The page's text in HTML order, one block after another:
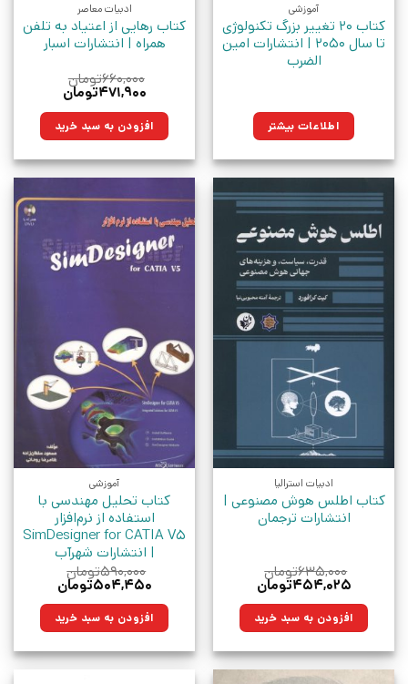
آموزشی
کتاب 20 تغییر بزرگ تکنولوژی
تا سال 2050 | انتشارات امین
الضرب
اطلاعات بیشتر
ادبیات معاصر
کتاب رهایی از اعتیاد به تلفن
همراه | انتشارات اسبار
۶۶۰,۰۰۰تومان
قیمت
۶۶۰,۰۰۰تومان
بود.
۴۷۱,۹۰۰تومان
۴۷۱,۹۰۰تومان.افزودن به سبد خرید
ادبیات استرالیا
کتاب اطلس هوش مصنوعی |
انتشارات ترجمان
۶۳۵,۰۰۰تومان
قیمت
۶۳۵,۰۰۰تومان
بود.
۴۵۴,۰۲۵تومان
۴۵۴,۰۲۵تومان. افزودن به سبد خرید
آموزشی
کتاب تحلیل مهندسی با
استفاده از نرم‌افزار
SimDesigner for CATIA V5
| انتشارات شهرآب
۵۹۰,۰۰۰تومان
قیمت
۵۹۰,۰۰۰تومان
بود.
۵۰۴,۴۵۰تومان
۵۰۴,۴۵۰تومان. افزودن به سبد خرید